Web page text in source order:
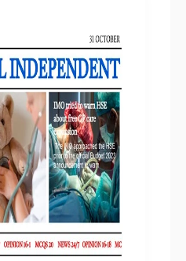
November 11, 2022
August 1, 2026
às coleções por 2 Usuários
0 downloads este mês
Médico Clássico é perfeito
a todos sobre seus serviços
médicos, ou personalize um
necessidades. Você pode